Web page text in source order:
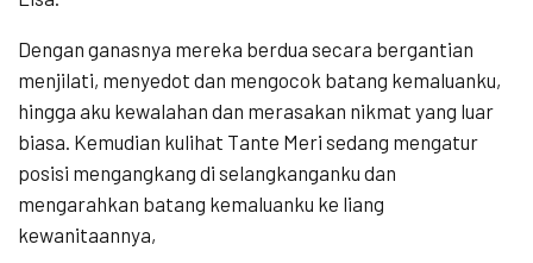
Dengan ganasnya mereka berdua secara bergantian
menjilati, menyedot dan mengocok batang kemaluanku,
hingga aku kewalahan dan merasakan nikmat yang luar
biasa. Kemudian kulihat Tante Meri sedang mengatur
posisi mengangkang di selangkanganku dan
mengarahkan batang kemaluanku ke liang
kewanitaannya,